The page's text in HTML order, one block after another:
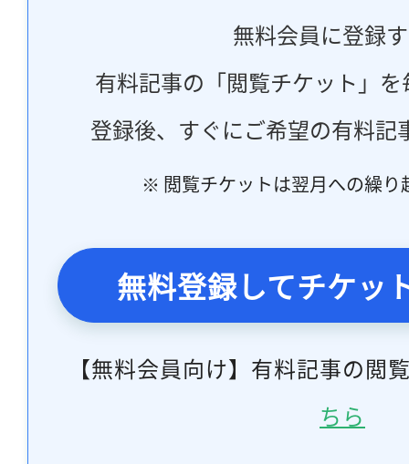
無料会員に登録
有料記事の「閲覧チケット」
登録後、すぐにご希望の有料記
※ 閲覧チケットは翌月への繰り
無料登録してチケッ
【無料会員向け】有料記事の閲
ちら